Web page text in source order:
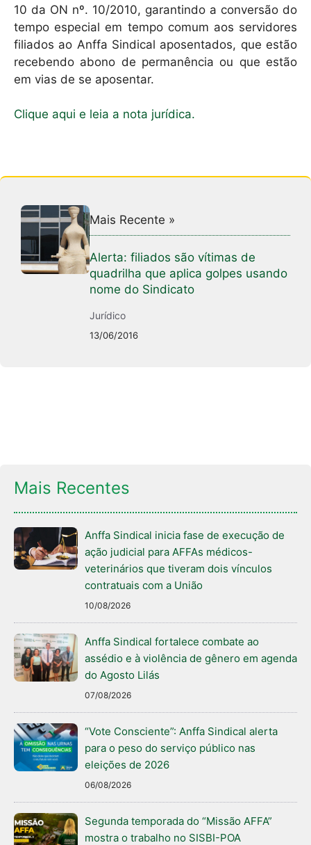
10 da ON nº. 10/2010, garantindo a conversão do
tempo especial em tempo comum aos servidores
filiados ao Anffa Sindical aposentados, que estão
recebendo abono de permanência ou que estão
em vias de se aposentar.
Clique aqui e leia a nota jurídica.
Mais Recente »
Alerta: filiados são vítimas de
quadrilha que aplica golpes usando
nome do Sindicato
Jurídico
13/06/2016
Mais Recentes
Anffa Sindical inicia fase de execução de
ação judicial para AFFAs médicos-
veterinários que tiveram dois vínculos
contratuais com a União
10/08/2026
Anffa Sindical fortalece combate ao
assédio e à violência de gênero em agenda
do Agosto Lilás
07/08/2026
“Vote Consciente”: Anffa Sindical alerta
para o peso do serviço público nas
eleições de 2026
06/08/2026
Segunda temporada do “Missão AFFA”
mostra o trabalho no SISBI-POA